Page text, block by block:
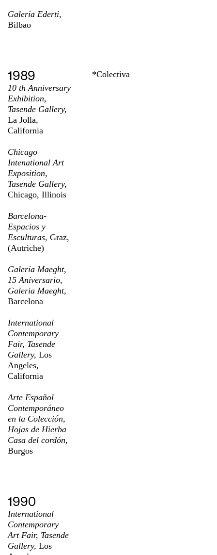
Galería Ederti,
Bilbao
1989
10 th Anniversary
Exhibition,
Tasende Gallery,
La Jolla,
California
Chicago
Intenational Art
Exposition,
Tasende Gallery,
Chicago, Illinois
Barcelona-
Espacios y
Esculturas, Graz,
(Autriche)
Galería Maeght,
15 Aniversario,
Galeria Maeght,
Barcelona
International
Contemporary
Fair, Tasende
Gallery, Los
Angeles,
California
Arte Español
Contemporáneo
en la Colección,
Hojas de Hierba
Casa del cordón,
Burgos
*Colectiva
1990
International
Contemporary
Art Fair, Tasende
Gallery, Los